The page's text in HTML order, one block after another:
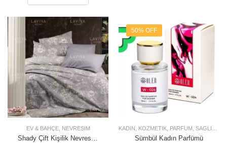
EV & BAHÇE, NEVRESIM
Shady Çift Kişilik Nevresim
50% OFF
KADIN KOZMETIK PARFÜM SAĞLIK & GÜZELLIK
Sümbül Kadın Parfümü